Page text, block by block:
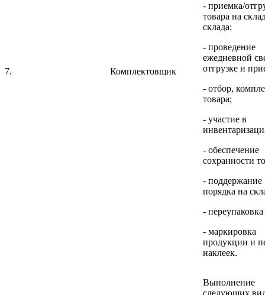
7. Комплектовщик
- приемка/
товара на
склада;
- проведение
ежедневной
отгрузке и
- отбор,
товара;
- участие в
- обеспечение
сохранности
- поддержание
порядка на
- переупаковка
- маркировка
продукции и
наклеек.
Выполнение